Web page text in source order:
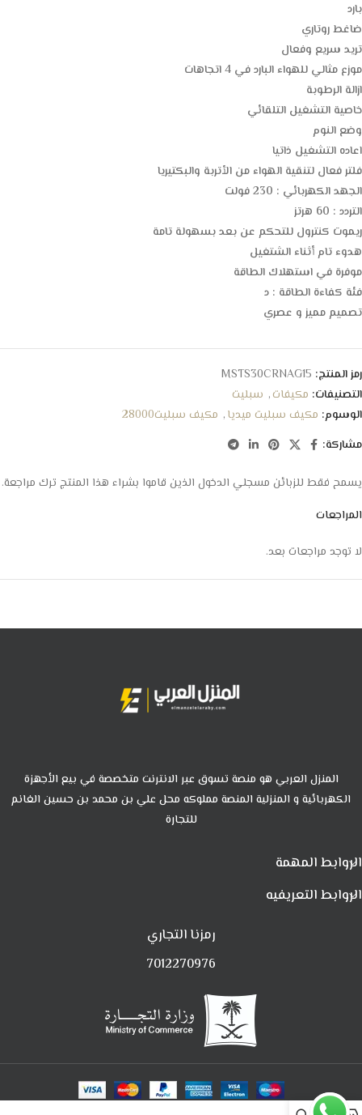
بارد
ضاغط روتاري
تريد سريع وفعال
موزع مثالي للهواء البارد في 4 اتجاهات
ازالة الرطوبة
خاصية التشغيل التلقائي
وضع النوم
اعاده التشغيل ذاتيا
فلتر فعال لتنقية الهواء من الأتربة والبكتيريا
الجهد الكهربائي : 230 فولت
التردد : 60 هرتز
ريموت كنترول للتحكم عن بعد بسهولة تامة
هدوء تام أثناء الشتغيل
موفرة في استهلاك الطاقة
فئة كفاءة الطاقة : د
تصميم مميز و عصري
رمز المنتج: MSTS30CRNAG15
التصنيفات: مكيفات, سبليت
الوسوم: مكيف سبليت ميديا, مكيف سبليت28000
مشاركة:
المراجعات
لا توجد مراجعات بعد.
يسمح فقط للزبائن مسجلي الدخول الذين قاموا بشراء هذا المنتج ترك مراجعة.
المنزل العربي هو منصة تسوق عبر الانترنت متخصصة في بيع الأجهزة
الكهربائية و المنزلية المنصة مملوكه محل علي بن محمد بن حسين الغانم
للتجارة
الروابط المهمة
الروابط التعريفيه
رمزنا التجاري
7012270976